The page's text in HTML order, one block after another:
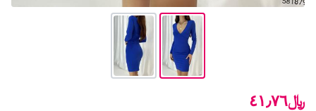
﷼٤١٫٧٦